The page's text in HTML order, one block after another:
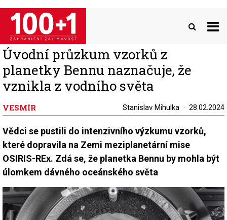
Přejít
hlavnímu
obsahu
Úvodní průzkum vzorků z
planetky Bennu naznačuje, že
vznikla z vodního světa
VESMÍR Stanislav Mihulka 28.02.2024
Vědci se pustili do intenzivního výzkumu vzorků,
které dopravila na Zemi meziplanetární mise
OSIRIS-REx. Zdá se, že planetka Bennu by mohla být
úlomkem dávného oceánského světa